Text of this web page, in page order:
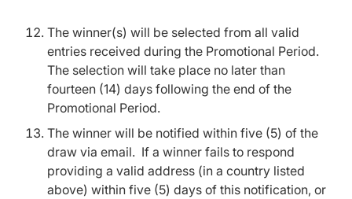
The winner(s) will be selected from all valid
entries received during the Promotional Period.
The selection will take place no later than
fourteen (14) days following the end of the
Promotional Period.
The winner will be notified within five (5) of the
draw via email. If a winner fails to respond
providing a valid address (in a country listed
above) within five (5) days of this notification, or